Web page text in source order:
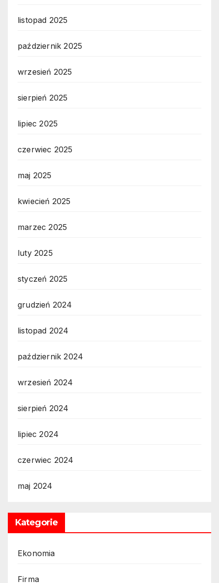
listopad 2025
październik 2025
wrzesień 2025
sierpień 2025
lipiec 2025
czerwiec 2025
maj 2025
kwiecień 2025
marzec 2025
luty 2025
styczeń 2025
grudzień 2024
listopad 2024
październik 2024
wrzesień 2024
sierpień 2024
lipiec 2024
czerwiec 2024
maj 2024
Kategorie
Ekonomia
Firma